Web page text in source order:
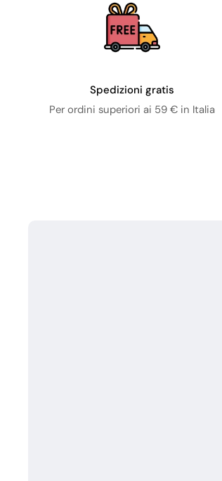
Spedizioni gratis
Per ordini superiori ai 59 € in Italia